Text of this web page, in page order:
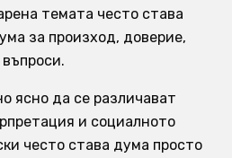
темата често става
за произход, доверие,
ясно да се различават
и социалното
често става дума просто